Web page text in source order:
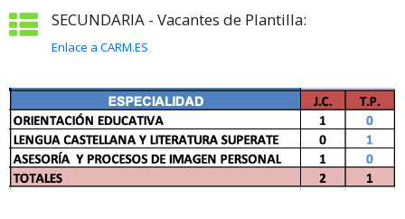
SECUNDARIA - Vacantes de Plantilla:
Enlace a CARM.ES